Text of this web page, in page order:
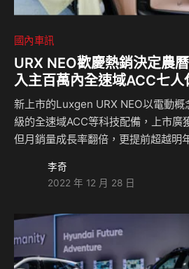
國內車訊
URX NEO歡慶熱銷決定農
入主百萬內全速域ACC七
新上市的Luxgen URX NEO以電動概
級的全速域ACC等科技配備，上市廣
但月銷量成長率翻倍，更提前超越明
畫至農曆年後，讓每個台灣的家庭都
URX NEO 7人樂活版(建議售價98.8
七人座SUV，且是Luxgen旗下最熱
際原物料波動影響，LUXGEN全車系
調整以反映成本，整體各車型漲幅預
李奇
2022 年 12 月 28 日